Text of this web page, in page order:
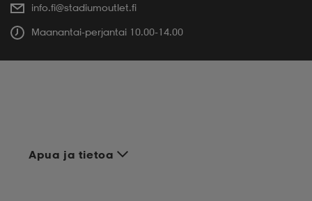
info.fi@stadiumoutlet.fi
Maanantai-perjantai 10.00-14.00
Apua ja tietoa